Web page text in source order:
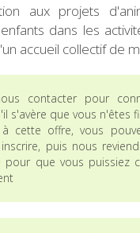
aux projets
dans les
accueil collectif de
contacter pour
s'avère que vous n'êtes
cette offre, vous
puis nous
pour que vous puissiez